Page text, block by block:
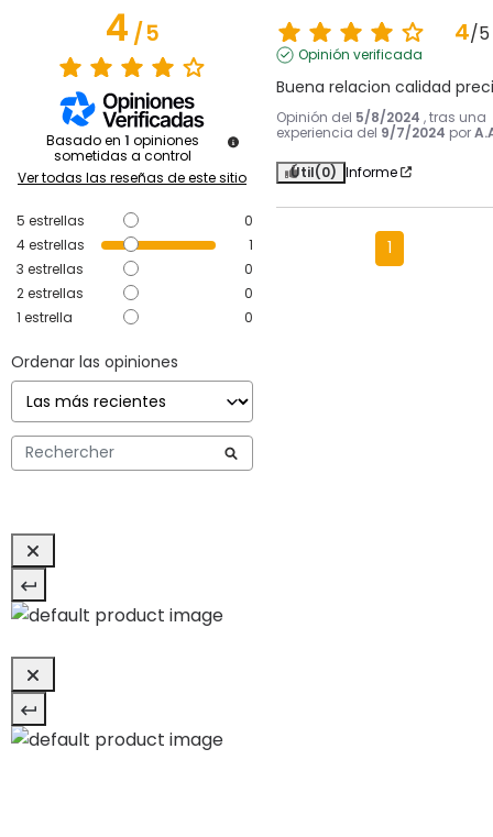
4/5
Basado en 1 opiniones
sometidas a control
Ver todas las reseñas de este sitio
5 estrellas
0
4estrellas
1
3 estrellas
0
2estrellas
0
1 estrella 0
Ordenar las opiniones
4/5
Opinión verificada
Buena relacion calidad
Opinión del 5/8/2024 , tras una
experiencia del 9/7/2024 por
Útil(0) Informe
1